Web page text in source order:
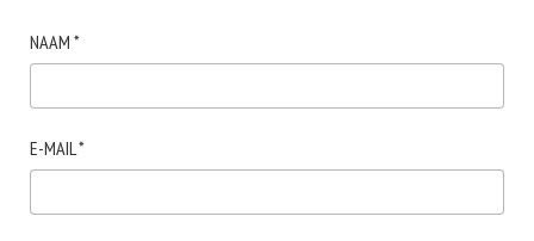
NAAM *
E-MAIL*